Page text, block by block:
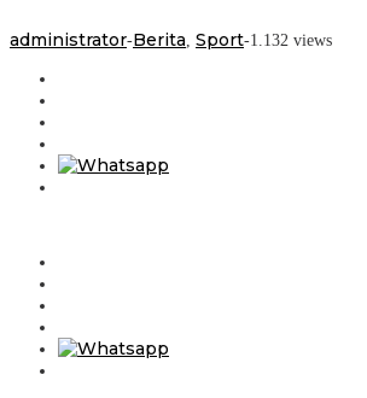
administrator-Berita Sport-1.132 views